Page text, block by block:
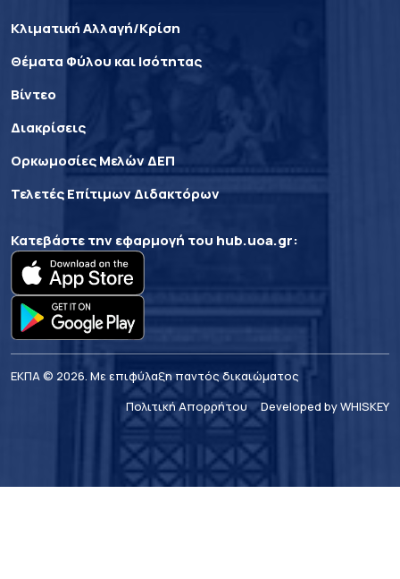
Κλιματική Αλλαγή/Κρίση
Θέματα Φύλου και Ισότητας
Βίντεο
Διακρίσεις
Ορκωμοσίες Μελών ΔΕΠ
Τελετές Επίτιμων Διδακτόρων
Κατεβάστε την εφαρμογή του hub.uoa.gr:
ΕΚΠΑ © 2026. Με επιφύλαξη παντός δικαιώματος
Πολιτική Απορρήτου
Developed by WHISKEY